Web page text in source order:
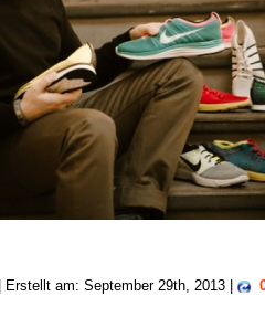
| Erstellt am: September 29th, 2013 |